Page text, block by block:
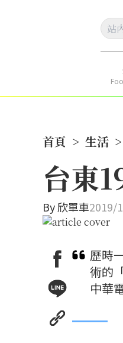
首頁 > 生活 >
台東
By欣單車2019/
歷時
術的
中華